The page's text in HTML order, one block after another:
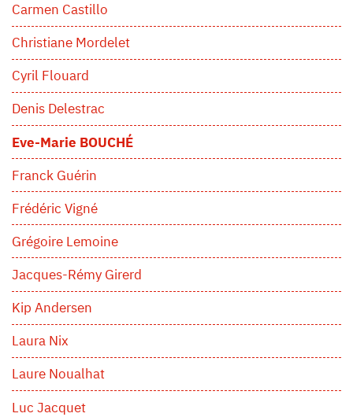
Carmen Castillo
Christiane Mordelet
Cyril Flouard
Denis Delestrac
Eve-Marie BOUCHÉ
Franck Guérin
Frédéric Vigné
Grégoire Lemoine
Jacques-Rémy Girerd
Kip Andersen
Laura Nix
Laure Noualhat
Luc Jacquet